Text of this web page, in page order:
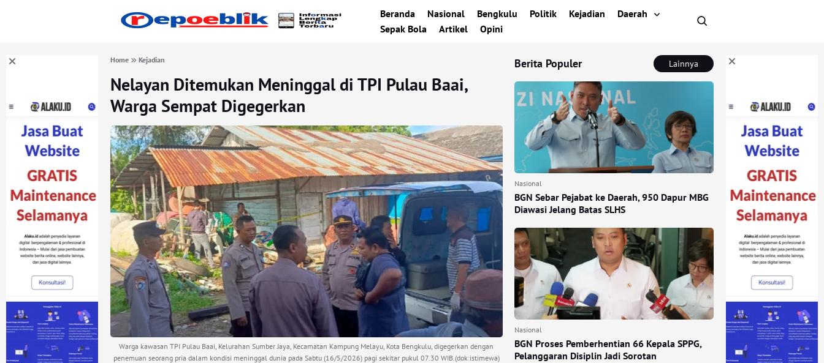
Beranda Nasional Bengkulu Politik Kejadian
Daerah
Sepak Bola
Artikel Opini
Home Kejadian
Nelayan Ditemukan Meninggal di TPI Pulau Baai,
Warga Sempat Digegerkan
Warga kawasan TPI Pulau Baai, Kelurahan Sumber Jaya, Kecamatan Kampung Melayu, Kota Bengkulu, digegerkan dengan
penemuan seorang pria dalam kondisi meninggal dunia pada Sabtu (16/5/2026) pagi sekitar pukul 07.30 WIB.(dok:istimewa)
Berita Populer Lainnya
Nasional
BGN Sebar Pejabat ke Daerah, 950 Dapur MBG
Diawasi Jelang Batas SLHS
Nasional
BGN Proses Pemberhentian 66 Kepala SPPG,
Pelanggaran Disiplin Jadi Sorotan